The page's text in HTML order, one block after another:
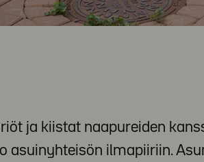
ja kiistat naapureiden
asuinyhteisön ilmapiiriin.